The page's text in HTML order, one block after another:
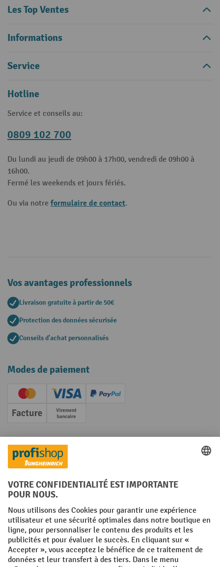
Les Top Ventes
Informations
Service
Hotline
Service et conseils au:
0809 102 700
Du lundi au jeudi de 09h00 à 17h00, vendredi de 09h00 à
16h00.
Fermé les weekends et jours fériés.
Ou via notre formulaire de contact.
Vos avantages professionnels
Livraison gratuite à partir de 50€
Protection des données sécurisée
Conseils d'achat personnalisés
Modes de paiement
Creditcard (Master)Creditcard (Visa)
PayPal
Facture Paiement anticipé
Réseaux sociaux
Facebook
YouTube
LinkedInInstagram
Conditions générales Mentions légales
Protection des Données Politique de cookies
All prices excl. VAT plusshipping costsand possible delivery charges,